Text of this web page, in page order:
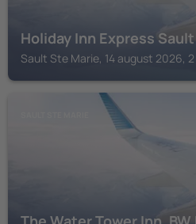
Holiday Inn Express
Sault Ste Marie, 14 august 2026,